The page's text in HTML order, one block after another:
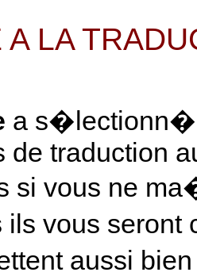
A LA
a s�lectionn�
de traduction
si vous ne
ils vous
aussi